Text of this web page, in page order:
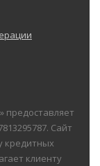
предоставляет
Сайт
кредитных
клиенту